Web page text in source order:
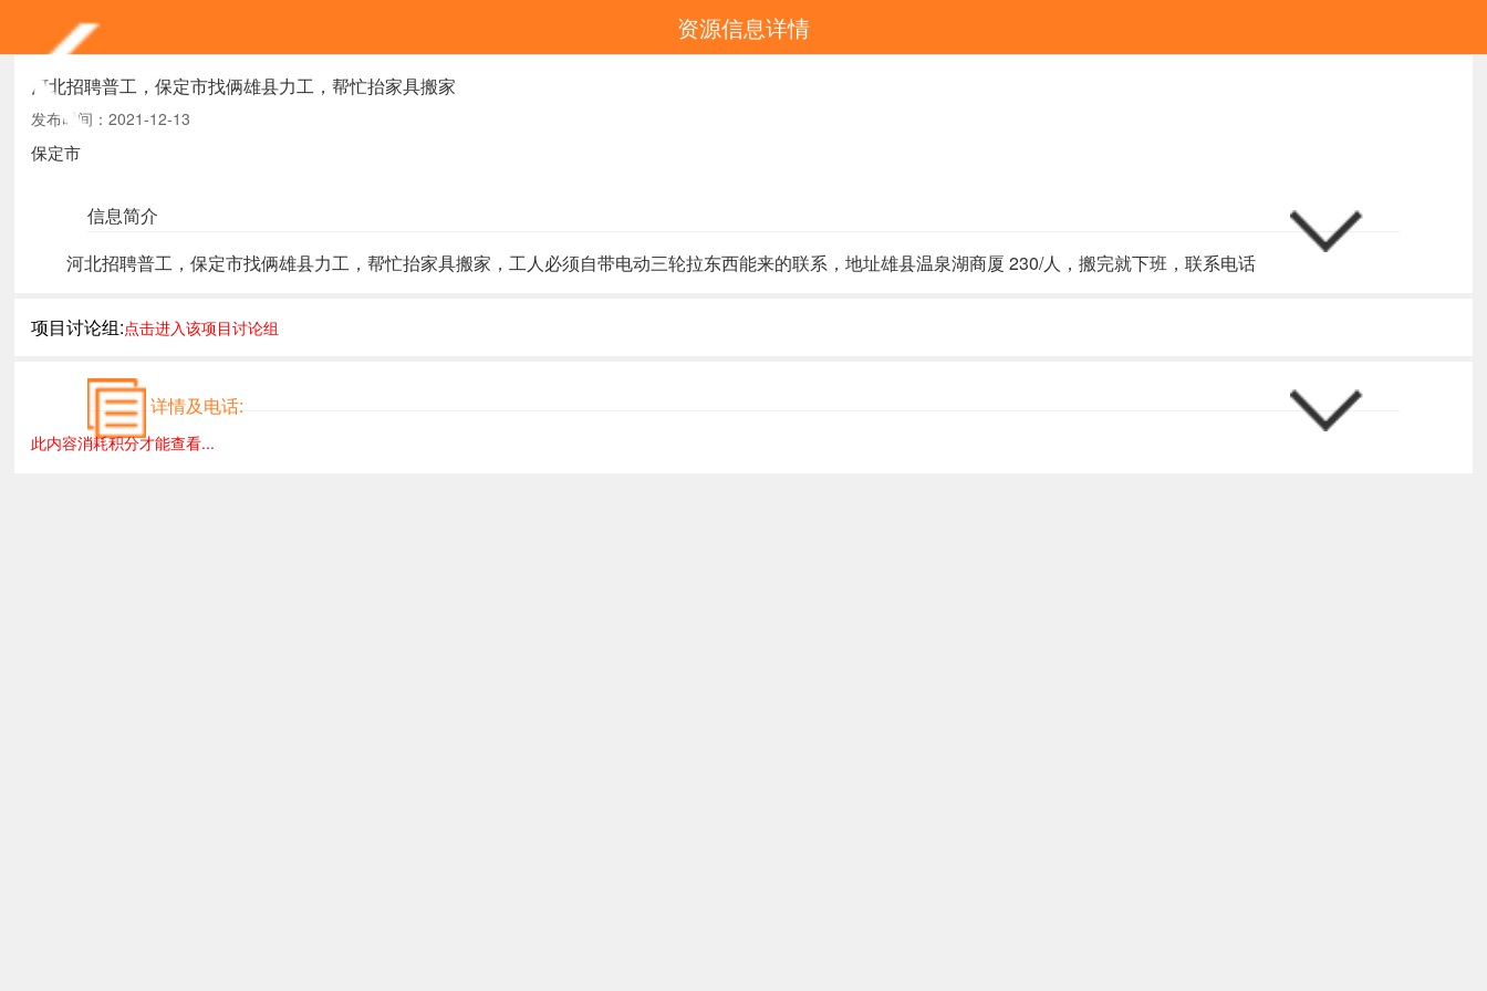
资源信息详情
河北招聘普工，保定市找俩雄县力工，帮忙抬家具搬家
发布时间：2021-12-13
保定市
信息简介
河北招聘普工，保定市找俩雄县力工，帮忙抬家具搬家，工人必须自带电动三轮拉东西能来的联系，地址雄县温泉湖商厦 230/人，搬完就下班，联系电话
项目讨论组:点击进入该项目讨论组
详情及电话:
此内容消耗积分才能查看...